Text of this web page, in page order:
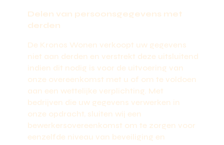
Delen van persoonsgegevens met
derden
De Kronos Wonen verkoopt uw gegevens
niet aan derden en verstrekt deze uitsluitend
indien dit nodig is voor de uitvoering van
onze overeenkomst met u of om te voldoen
aan een wettelijke verplichting. Met
bedrijven die uw gegevens verwerken in
onze opdracht, sluiten wij een
bewerkersovereenkomst om te zorgen voor
eenzelfde niveau van beveiliging en